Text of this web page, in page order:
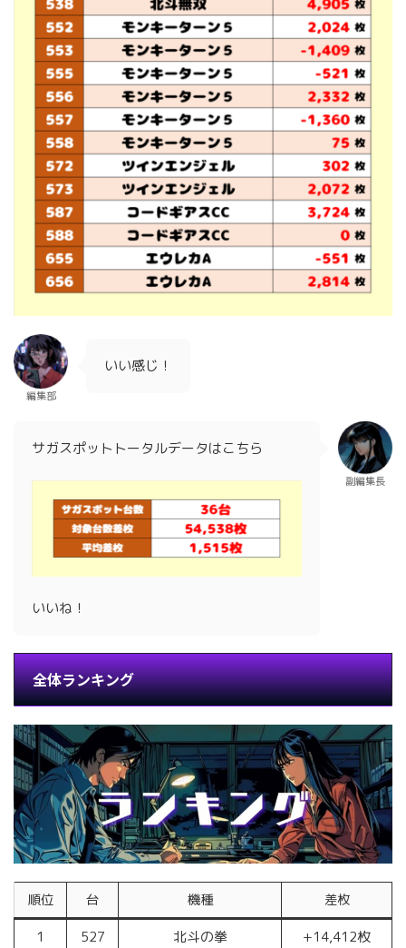
編集部
いい感じ！
サガスポットトータルデータはこちら
いいね！
副編集長
全体ランキング
順位 台 機種 差枚
1 527 北斗の拳
+14,412枚